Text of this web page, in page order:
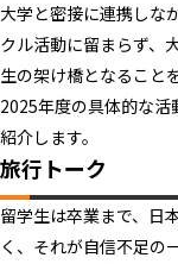
大学と密接に連携しな
クル活動に留まらず、
生の架け橋となること
2025年度の具体的な
紹介します。
旅行トーク
留学生は卒業まで、日
く、それが自信不足の